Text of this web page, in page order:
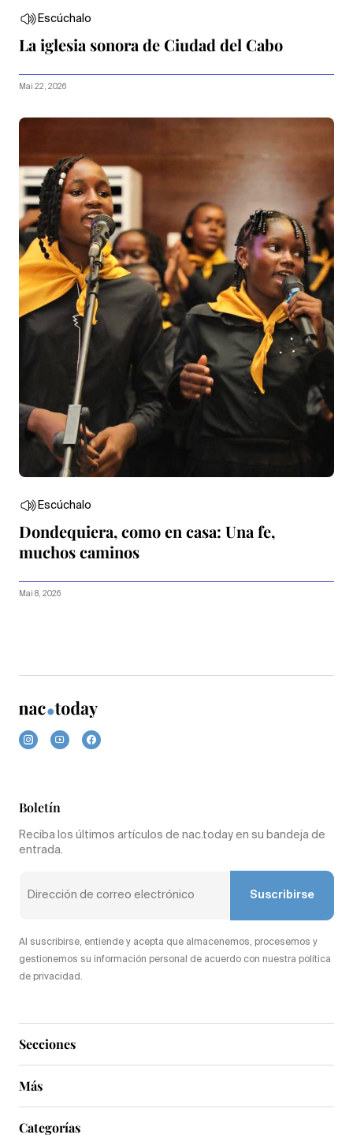
Escúchalo
La iglesia sonora de Ciudad del Cabo
Mai 22, 2026
Escúchalo
Dondequiera, como en casa: Una fe,
muchos caminos
Mai 8, 2026
Secciones
Más
Boletín
Reciba los últimos artículos de nac.today en su bandeja de
entrada.
Suscribirse
Al suscribirse, entiende y acepta que almacenemos, procesemos y
gestionemos su información personal de acuerdo con nuestra política
de privacidad.
Categorías